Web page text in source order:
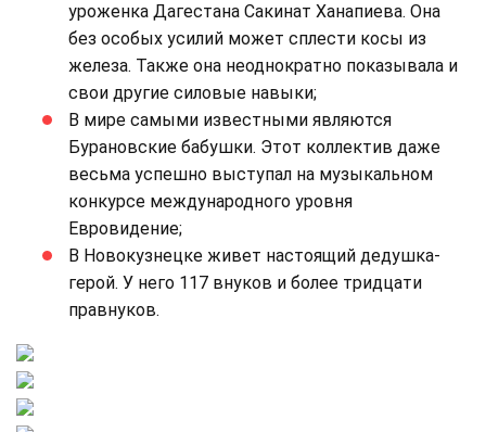
уроженка Дагестана Сакинат Ханапиева. Она
без особых усилий может сплести косы из
железа. Также она неоднократно показывала и
свои другие силовые навыки;
В мире самыми известными являются
Бурановские бабушки. Этот коллектив даже
весьма успешно выступал на музыкальном
конкурсе международного уровня
Евровидение;
В Новокузнецке живет настоящий дедушка-
герой. У него 117 внуков и более тридцати
правнуков.